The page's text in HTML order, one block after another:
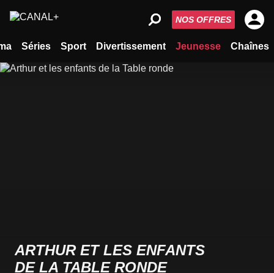
Séries Sport Divertissement Jeunesse Chaînes
NOS OFFRES
ARTHUR ET LES ENFANTS
DE LA TABLE RONDE